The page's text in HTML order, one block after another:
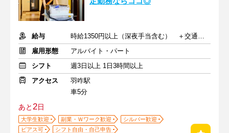
給与
時給1350円以上（深夜手当含む） ＋交通費支給
雇用形態
アルバイト・パート
シフト
週3日以上 1日3時間以上
アクセス
羽咋駅
車5分
あと2日
大学生歓迎 副業・Ｗワーク歓迎
シルバー歓迎
ピアス可
シフト自由・自己申告